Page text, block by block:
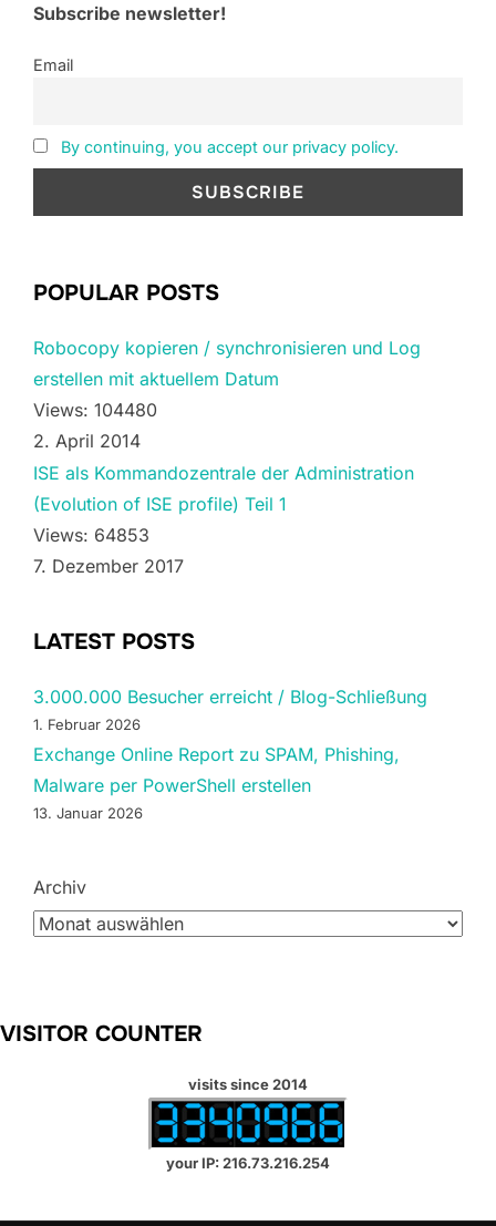
Subscribe newsletter!
Email
By continuing, you accept our privacy policy.
POPULAR POSTS
Robocopy kopieren / synchronisieren und Log
erstellen mit aktuellem Datum
Views: 104480
2. April 2014
ISE als Kommandozentrale der Administration
(Evolution of ISE profile) Teil 1
Views: 64853
7. Dezember 2017
LATEST POSTS
3.000.000 Besucher erreicht / Blog-Schließung
1. Februar 2026
Exchange Online Report zu SPAM, Phishing,
Malware per PowerShell erstellen
13. Januar 2026
Archiv
VISITOR COUNTER
visits since 2014
your IP: 216.73.216.254